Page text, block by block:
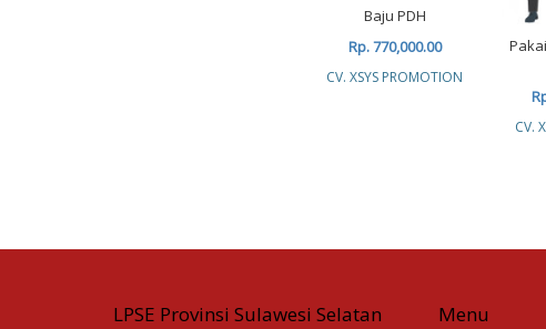
Baju PDH
Rp. 770,000.00
CV. XSYS PROMOTION
CV.
LPSE Provinsi Sulawesi Selatan Menu